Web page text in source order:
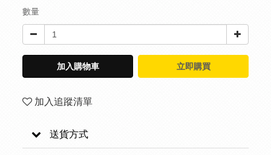
數量
加入購物車 立即購買
加入追蹤清單
送貨方式